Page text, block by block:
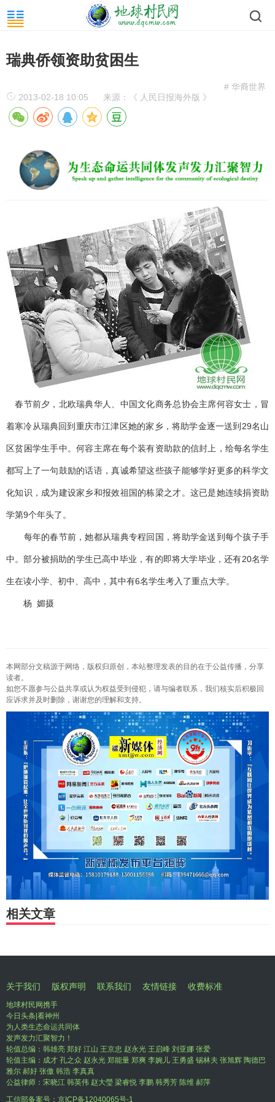
瑞典侨领资助贫困生
# 华裔世界
2013-02-18 10:05
来源：《 人民日报海外版 》
春节前夕，北欧瑞典华人、中国文化商务总协会主席何容女士，冒
着寒冷从瑞典回到重庆市江津区她的家乡，将助学金逐一送到29名山
区贫困学生手中。何容主席在每个装有资助款的信封上，给每名学生
都写上了一句鼓励的话语，真诚希望这些孩子能够学好更多的科学文
化知识，成为建设家乡和报效祖国的栋梁之才。这已是她连续捐资助
学第9个年头了。
每年的春节前，她都从瑞典专程回国，将助学金送到每个孩子手
中。部分被捐助的学生已高中毕业，有的即将大学毕业，还有20名学
生在读小学、初中、高中，其中有6名学生考入了重点大学。
杨 媚摄
本网部分文稿源于网络，版权归原创，本站整理发表的目的在于公益传播，分享
读者。
如您不愿参与公益共享或认为权益受到侵犯，请与编者联系，我们核实后积极回
应诉求并及时删除，谢谢您的理解和支持。
相关文章
关于我们 版权声明 联系我们 友情链接 收费标准
地球村民网携手
今日头条|看神州
为人类生态命运共同体
发声发力汇聚智力！
轮值总编：韩雄亮 郑好 江山 王京忠 赵永光 王启峰 刘亚娜 张爱
轮值主编：成才 孔之众 赵永光 郑能量 郑爽 李婉儿 王勇盛 锡林夫 张旭辉 陶德巴
雅尔 郝好 张傲 韩浩 李真真
公益律师：宋晓江 韩英伟 赵大瑩 梁睿悦 李鹏 韩秀芳 陈维 郝萍
工信部备案号： 京ICP备12040065号-1